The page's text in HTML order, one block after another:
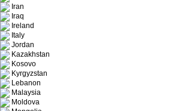
Iran
Iraq
Ireland
Italy
Jordan
Kazakhstan
Kosovo
Kyrgyzstan
Lebanon
Malaysia
Moldova